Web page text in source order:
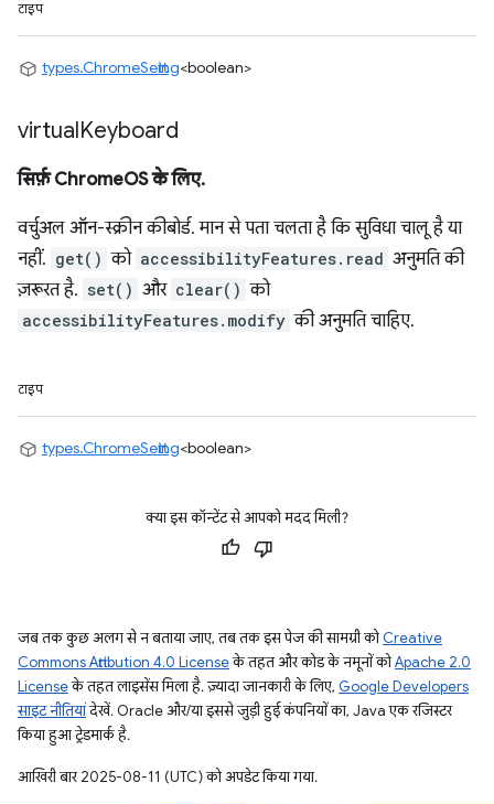
टाइप
types.ChromeSetting<boolean>
virtualKeyboard
सिर्फ़ ChromeOS के लिए.
वर्चुअल ऑन-स्क्रीन कीबोर्ड. मान से पता चलता है कि सुविधा चालू है या
नहीं. get() को accessibilityFeatures.read अनुमति की
ज़रूरत है. set() और clear() को
accessibilityFeatures.modify की अनुमति चाहिए.
टाइप
types.ChromeSetting<boolean>
क्या इस कॉन्टेंट से आपको मदद मिली?
जब तक कुछ अलग से न बताया जाए, तब तक इस पेज की सामग्री कोCreative
Commons Attribution 4.0 Licenseके तहत और कोड के नमूनों कोApache 2.0
Licenseके तहत लाइसेंस मिला है. ज़्यादा जानकारी के लिए, Google Developers
साइट नीतियांदेखें. Oracle और/या इससे जुड़ी हुई कंपनियों का, Java एक रजिस्टर
किया हुआ ट्रेडमार्क है.
आखिरी बार 2025-08-11 (UTC) को अपडेट किया गया.